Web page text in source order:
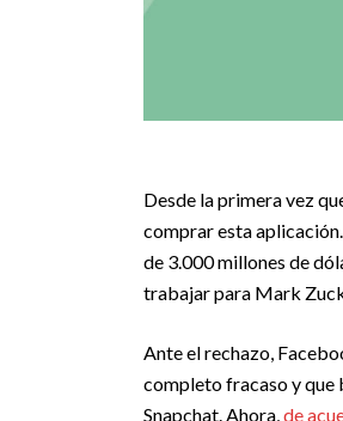
Desde la primera vez
comprar esta
de 3.000 millones de
trabajar para Mark
Ante el rechazo,
completo fracaso y que
Snapchat. Ahora,de